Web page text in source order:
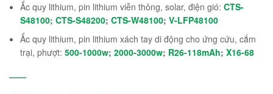
Ắc quy lithium, pin lithium viễn thông, solar, điện gió:CTS-
S48100;CTS-S48200;CTS-W48100;V-LFP48100
Ắc quy lithium, pin lithium xách tay di động cho ứng cứu, cắm
trại, phượt:500-1000w;2000-3000w; R26-118mAh; X16-68
——